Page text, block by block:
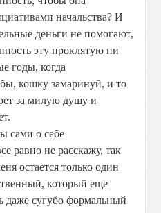
начальства? И
деньги не помогают,
эту проклятую ни
годы, когда
кошку замаринуй, и то
за милую душу и
сами о себе
равно не расскажу, так
остается только один
который еще
даже сугубо формальный